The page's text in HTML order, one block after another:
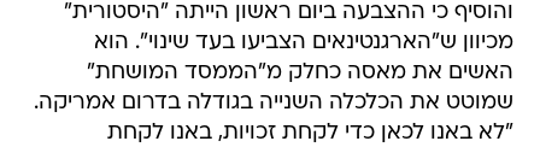
והוסיף כי ההצבעה ביום ראשון הייתה "היסטורית"
מכיוון ש"הארגנטינאים הצביעו בעד שינוי". הוא
האשים את מאסה כחלק מ"הממסד המושחת"
שמוטט את הכלכלה השנייה בגודלה בדרום אמריקה.
"לא באנו לכאן כדי לקחת זכויות, באנו לקחת